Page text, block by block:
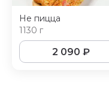
Не пицца
1130 г
2 090 ₽